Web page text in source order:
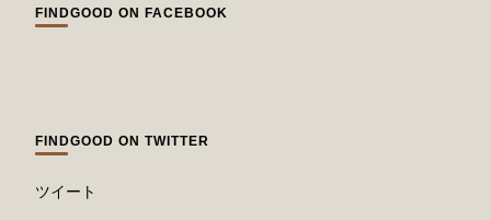
FINDGOOD ON FACEBOOK
FINDGOOD ON TWITTER
ツイート